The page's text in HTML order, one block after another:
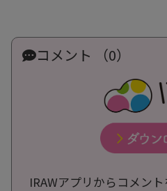
コメント （0）
IRAWアプリからコメン